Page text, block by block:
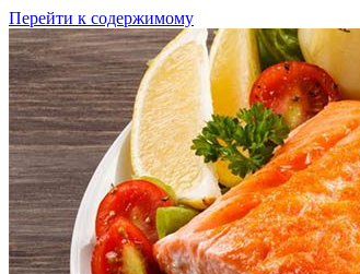
Перейти к содержимому